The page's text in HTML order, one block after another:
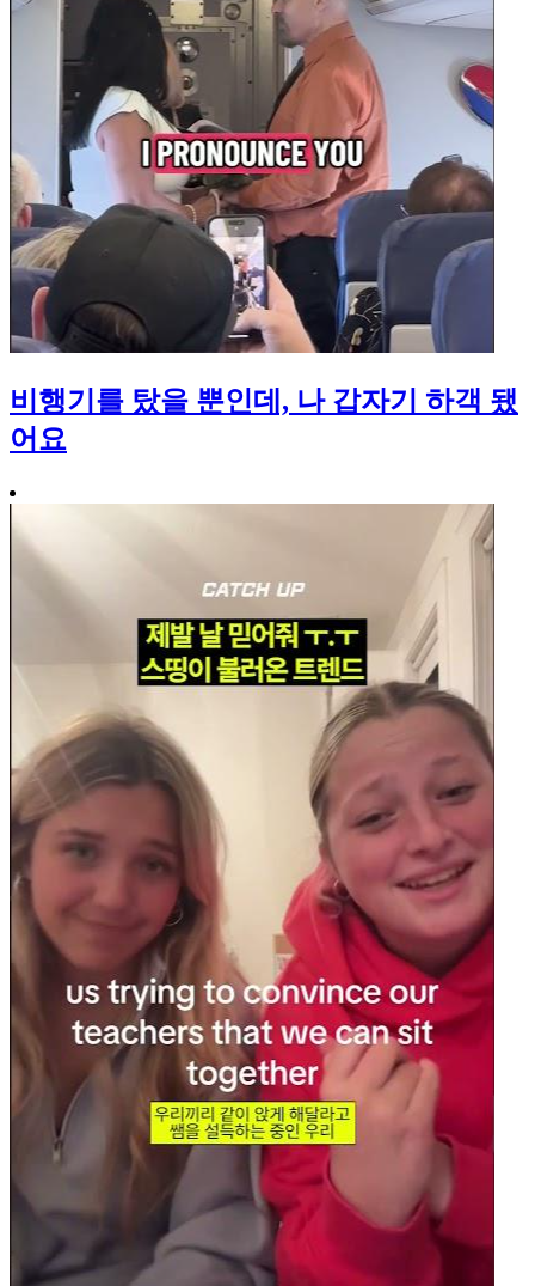
비행기를 탔을 뿐인데, 나 갑자기 하객 됐
어요